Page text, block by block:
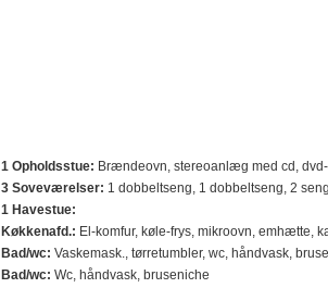
1 Opholdsstue: Brændeovn, stereoanlæg med cd, dvd-
3 Soveværelser: 1 dobbeltseng, 1 dobbeltseng, 2
1 Havestue:
Køkkenafd.: El-komfur, køle-frys, mikroovn, emhætte,
Bad/wc: Vaskemask., tørretumbler, wc, håndvask,
Bad/wc: Wc, håndvask, bruseniche